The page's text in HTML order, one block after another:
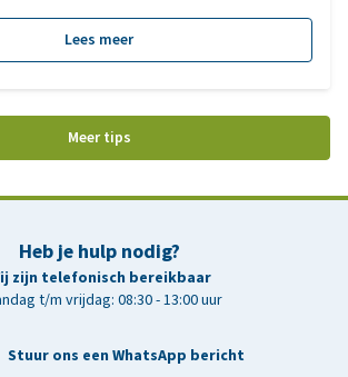
In deze blog nemen we je mee langs enkele
grote hondenrassen. We bekijken waar
Lees meer
Meer tips
Heb je hulp nodig?
zijn telefonisch bereikbaar
t/m vrijdag: 08:30 - 13:00 uur
Stuur ons een WhatsApp bericht